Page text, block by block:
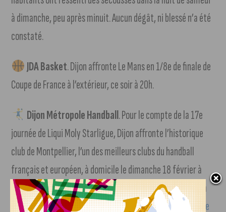
à dimanche, peu après minuit. Aucun dégât, ni blessé n’a été
constaté.
JDA Basket. Dijon affronte Le Mans en 1/8e de finale de
Coupe de France à l’extérieur, ce soir à 20h.
Dijon Métropole Handball. Pour le compte de la 17e
journée de Liqui Moly Starligue, Dijon affronte l’historique
club de Montpellier, l’un des meilleurs clubs du handball
français et européen, à domicile le dimanche 18 février à
15h15. Il ne reste plus que quelques places. Pour réserver la
votre, rendez-vous sur labilletterie en ligne du DMH (suivre